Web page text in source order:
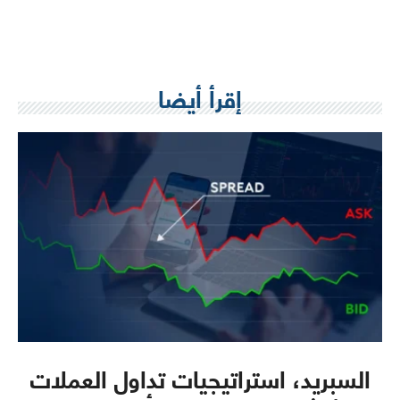
إقرأ أيضا
السبريد، استراتيجيات تداول العملات